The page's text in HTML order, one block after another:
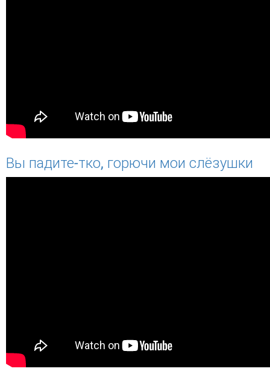
Вы падите-тко, горючи мои слёзушки